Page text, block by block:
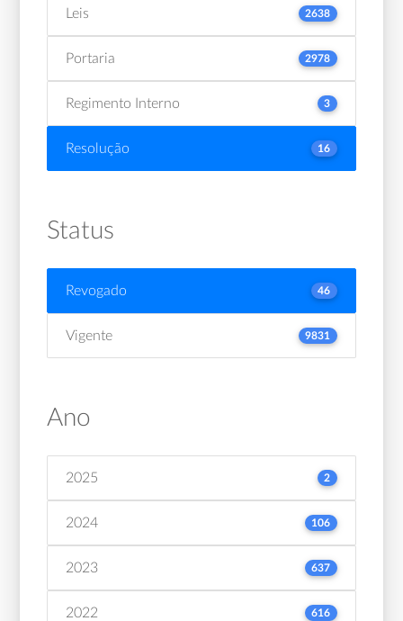
Leis 2638
Portaria 2978
Regimento Interno 3
Resolução 16
Status
Revogado 46
Vigente 9831
Ano
2025 2
2024 106
2023 637
2022 616